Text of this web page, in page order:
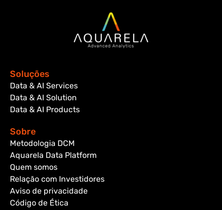
Soluções
Data & AI Services
Data & AI Solution
Data & AI Products
Sobre
Metodologia DCM
Aquarela Data Platform
Quem somos
Relação com Investidores
Aviso de privacidade
Código de Ética